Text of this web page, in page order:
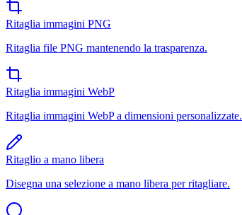
Ritaglia immagini PNG
Ritaglia file PNG mantenendo la trasparenza.
Ritaglia immagini WebP
Ritaglia immagini WebP a dimensioni personalizzate.
Ritaglio a mano libera
Disegna una selezione a mano libera per ritagliare.